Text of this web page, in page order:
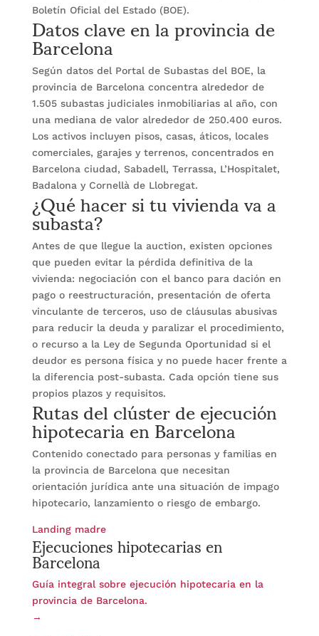
Boletín Oficial del Estado (BOE).
Datos clave en la provincia de
Barcelona
Según datos del Portal de Subastas del BOE, la
provincia de Barcelona concentra alrededor de
1.505 subastas judiciales inmobiliarias al año, con
una mediana de valor alrededor de 250.400 euros.
Los activos incluyen pisos, casas, áticos, locales
comerciales, garajes y terrenos, concentrados en
Barcelona ciudad, Sabadell, Terrassa, L’Hospitalet,
Badalona y Cornellà de Llobregat.
¿Qué hacer si tu vivienda va a
subasta?
Antes de que llegue la auction, existen opciones
que pueden evitar la pérdida definitiva de la
vivienda: negociación con el banco para dación en
pago o reestructuración, presentación de oferta
vinculante de terceros, uso de cláusulas abusivas
para reducir la deuda y paralizar el procedimiento,
o recurso a la Ley de Segunda Oportunidad si el
deudor es persona física y no puede hacer frente a
la diferencia post-subasta. Cada opción tiene sus
propios plazos y requisitos.
Rutas del clúster de ejecución
hipotecaria en Barcelona
Contenido conectado para personas y familias en
la provincia de Barcelona que necesitan
orientación jurídica ante una situación de impago
hipotecario, lanzamiento o riesgo de embargo.
Landing madre
Ejecuciones hipotecarias en
Barcelona
Guía integral sobre ejecución hipotecaria en la
provincia de Barcelona.
→